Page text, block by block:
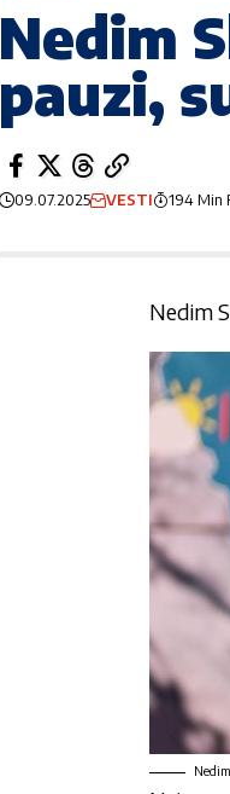
Nedim
pauzi,
09.07.2025 VESTI 194 Min
Nedim